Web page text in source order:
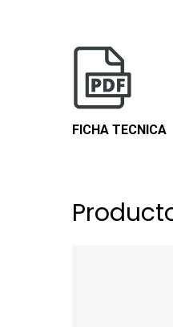
FICHA TECNICA